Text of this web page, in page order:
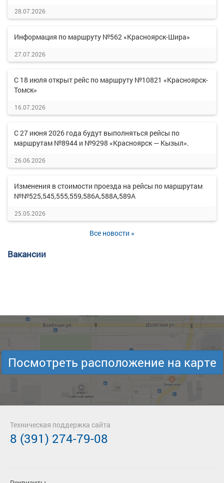
28.07.2026
Информация по маршруту №562 «Красноярск-Шира»
27.07.2026
С 18 июля открыт рейс по маршруту №10821 «Красноярск-
Томск»
16.07.2026
С 27 июня 2026 года будут выполняться рейсы по
маршрутам №8944 и №9298 «Красноярск — Кызыл».
26.06.2026
Изменения в стоимости проезда на рейсы по маршрутам
№№525,545,555,559,586А,588А,589А
25.05.2026
Все новости »
Вакансии
Посмотреть расположение на карте
Техническая поддержка сайта
8 (391) 274-79-08